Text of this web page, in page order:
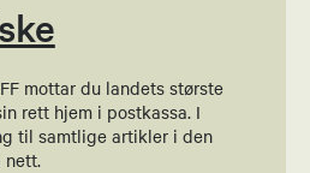
mottar du landets største
rett hjem i postkassa. I
til samtlige artikler i den
nett.